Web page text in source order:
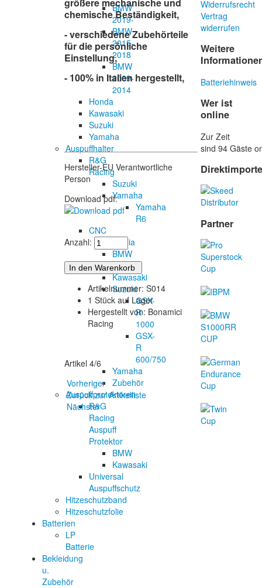
BMW
2019-
BMW
2015-
2018
BMW
2009-
2014
Honda
Kawasaki
Suzuki
Yamaha
Auspuffhalter
R&G
Racing
Suzuki
Yamaha
Yamaha
R6
CNC
Aprilia
BMW
Honda
Kawasaki
Suzuki
GSX-
R
1000
GSX-
R
600/750
Yamaha
Zubehör
Auspuffprotektoren
R&G
Racing
Auspuff
Protektor
BMW
Kawasaki
Universal
Auspuffschutz
Hitzeschutzband
Hitzeschutzfolie
Batterien
LP
Batterie
Bekleidung
u.
Zubehör
chemische Beständigkeit,
- verschiedene Zubehörteile
für die persönliche
Einstellung,
- 100% in Italien hergestellt,
Hersteller-EU Verantwortliche
Person
Download pdf:
Anzahl:
Artikelnummer: S014
1 Stück auf Lager
Hergestellt von: Bonamici
Racing
Artikel 4/6
Vorheriger
Zurück zur Artikelliste
Nächster
Widerrufsrecht
Vertrag
widerrufen
Weitere
Batteriehinweis
Wer ist
online
Zur Zeit
sind 94 Gäste
Partner